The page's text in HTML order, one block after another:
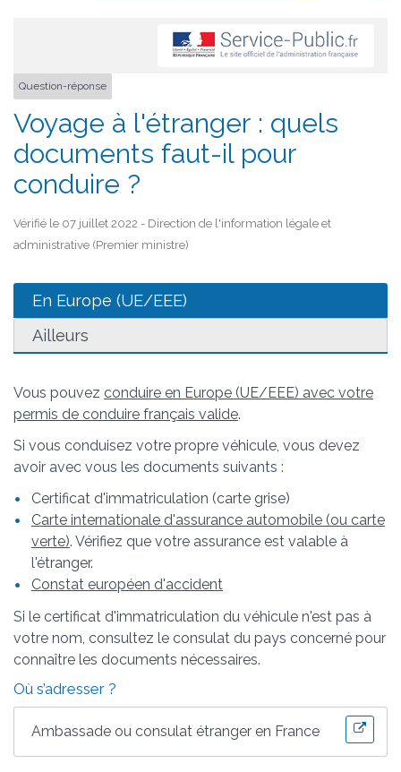
Question-réponse
Voyage à l'étranger : quels
documents faut-il pour
conduire ?
Vérifié le 07 juillet 2022 - Direction de l'information légale et
administrative (Premier ministre)
En Europe (UE/EEE)
Ailleurs
Vous pouvez conduire en Europe (UE/EEE) avec votre
permis de conduire français valide.
Si vous conduisez votre propre véhicule, vous devez
avoir avec vous les documents suivants :
Certificat d'immatriculation (carte grise)
Carte internationale d'assurance automobile (ou carte
verte). Vérifiez que votre assurance est valable à
l'étranger.
Constat européen d'accident
Si le certificat d'immatriculation du véhicule n'est pas à
votre nom, consultez le consulat du pays concerné pour
connaître les documents nécessaires.
Où s’adresser ?
Ambassade ou consulat étranger en France